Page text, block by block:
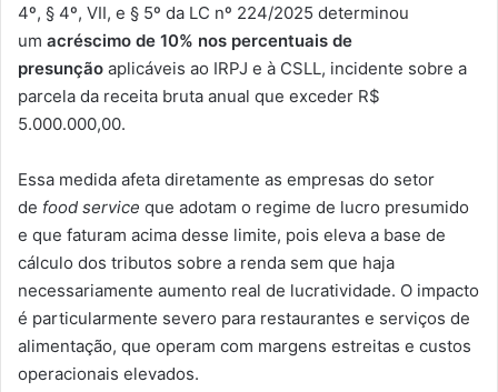
4º, § 4º, VII, e § 5º da LC nº 224/2025 determinou
um acréscimo de 10% nos percentuais de
presunção aplicáveis ao IRPJ e à CSLL, incidente sobre a
parcela da receita bruta anual que exceder R$
5.000.000,00.
Essa medida afeta diretamente as empresas do setor
de food service que adotam o regime de lucro presumido
e que faturam acima desse limite, pois eleva a base de
cálculo dos tributos sobre a renda sem que haja
necessariamente aumento real de lucratividade. O impacto
é particularmente severo para restaurantes e serviços de
alimentação, que operam com margens estreitas e custos
operacionais elevados.